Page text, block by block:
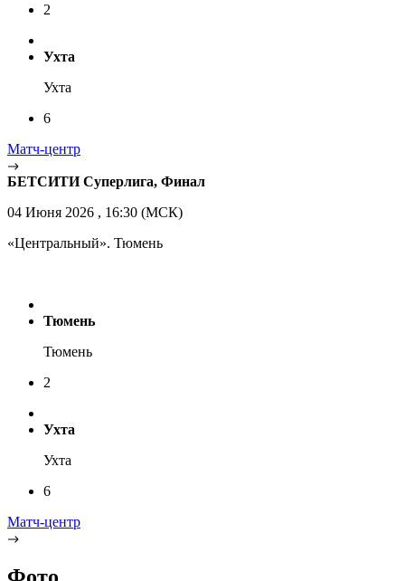
2
Ухта
Ухта
6
Матч-центр
БЕТСИТИ Суперлига, Финал
04 Июня 2026 , 16:30 (МСК)
«Центральный». Тюмень
Тюмень
Тюмень
2
Ухта
Ухта
6
Матч-центр